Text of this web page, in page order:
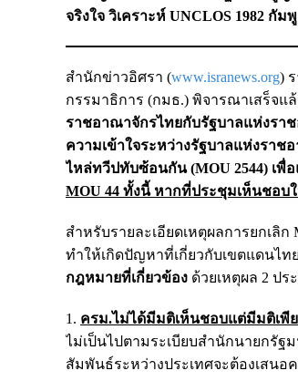
จริงใจ วิเคราะห์ UNCLOS 1982
สำนักข่าวอิศรา (www.isranews.org)
กรรมาธิการ (กมธ.) พิจารณาเสร็จแ
ราชอาณาจักรไทยกับรัฐบาลแห่งรา
ความเข้าใจระหว่างรัฐบาลแห่งรา
ไหล่ทวีปทับซ้อนกัน (MOU 2544) เ
MOU 44 ทั้งนี้ หากที่ประชุมเห็นชอบ
สำหรับรายละเอียดเหตุผลการยกเลิ
ทำให้เกิดปัญหาที่เกี่ยวกับเขตแดนไท
กฎหมายที่เกี่ยวข้อง ด้วยเหตุผล 2 ปร
1. ครม.ไม่ได้มีมติเห็นชอบแต่มีมติเพี
ไม่เป็นไปตามระเบียบสำนักนายกรัฐ
สัมพันธ์ระหว่างประเทศจะต้องเสน